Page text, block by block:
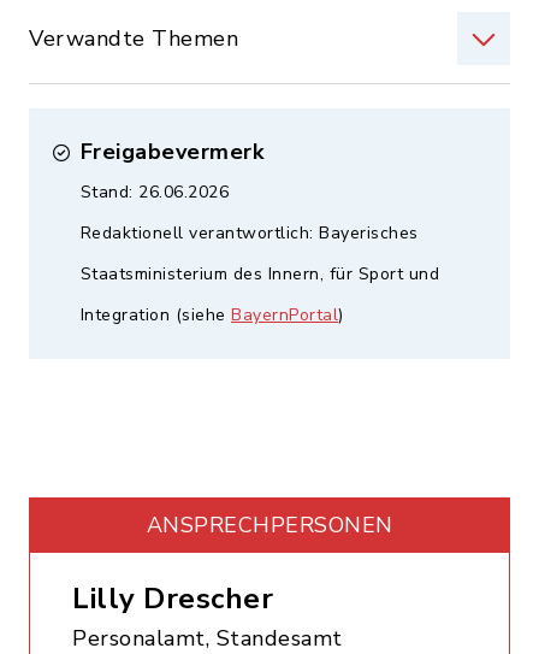
Verwandte Themen
Freigabevermerk
Stand: 26.06.2026
Redaktionell verantwortlich: Bayerisches
Staatsministerium des Innern, für Sport und
Integration (siehe BayernPortal)
ANSPRECHPERSONEN
Lilly Drescher
Personalamt, Standesamt